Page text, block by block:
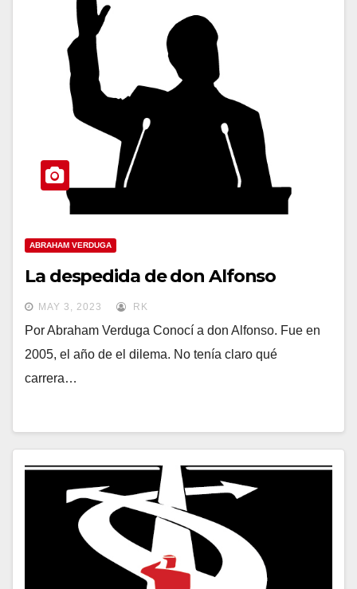
ABRAHAM VERDUGA
La despedida de don Alfonso
MAY 3, 2023 RK
Por Abraham Verduga Conocí a don Alfonso. Fue en
2005, el año de el dilema. No tenía claro qué
carrera…